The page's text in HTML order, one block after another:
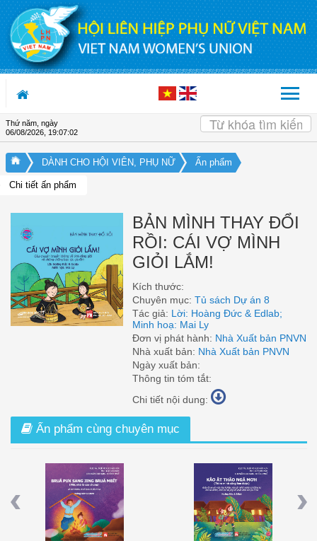
Truy cập nội dung luôn
Thứ năm, ngày
06/08/2026, 19:07:02
DÀNH CHO HỘI VIÊN, PHỤ NỮ Ấn phẩm
Chi tiết ấn phẩm
BẢN MÌNH THAY ĐỔI
RỒI: CÁI VỢ MÌNH
GIỎI LẮM!
Kích thước:
Chuyên mục:Tủ sách Dự án 8
Tác giả: Lời: Hoàng Đức & Edlab;
Minh hoạ: Mai Ly
Đơn vị phát hành: Nhà Xuất bản PNVN
Nhà xuất bản: Nhà Xuất bản PNVN
Ngày xuất bản:
Thông tin tóm tắt:
Chi tiết nội dung:
Ấn phẩm cùng chuyên mục
Previous
Việc Nhà Là Của Chung (Tiếng Ê Đê)
Thì Ra Mình Cũng Làm Được (Tiếng
Ê Đê)